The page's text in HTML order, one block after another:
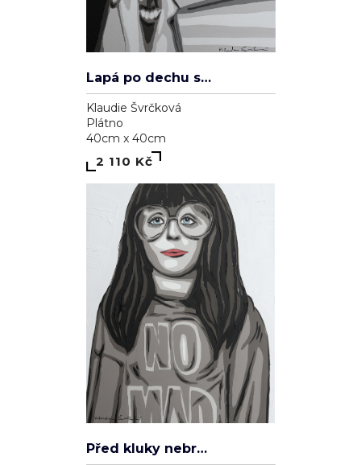
Klaudie Švrčková
Plátno
40cm x 40cm
2 110 Kč
Před kluky nebrečím